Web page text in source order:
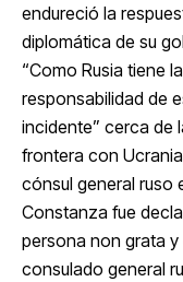
endureció la
diplomática de su
“Como Rusia tiene
responsabilidad de
incidente” cerca de
frontera con
cónsul general ruso
Constanza fue
persona non grata y
consulado general